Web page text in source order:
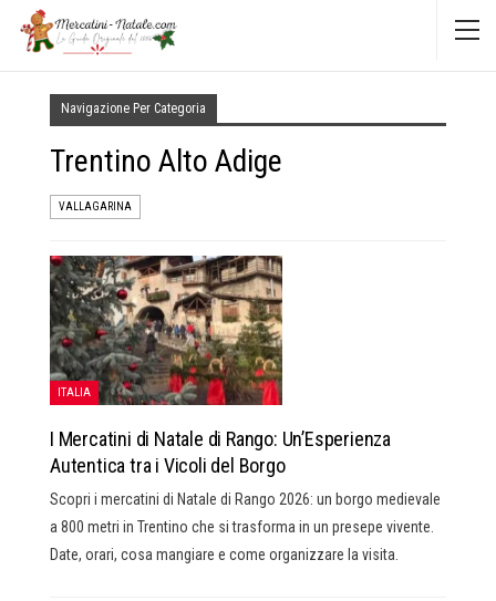
Navigazione Per Categoria
Trentino Alto Adige
VALLAGARINA
ITALIA
I Mercatini di Natale di Rango: Un’Esperienza
Autentica tra i Vicoli del Borgo
Scopri i mercatini di Natale di Rango 2026: un borgo medievale
a 800 metri in Trentino che si trasforma in un presepe vivente.
Date, orari, cosa mangiare e come organizzare la visita.